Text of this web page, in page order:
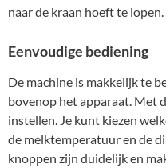
naar de kraan hoeft te lopen.
Eenvoudige bediening
De machine is makkelijk te
bovenop het apparaat. Met
instellen. Je kunt kiezen
de melktemperatuur en de
knoppen zijn duidelijk en